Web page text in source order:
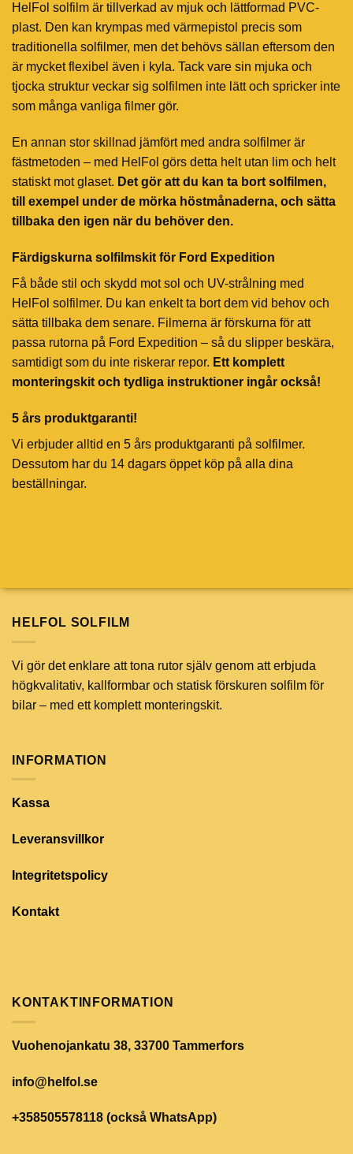
HelFol solfilm är tillverkad av mjuk och lättformad PVC-
plast. Den kan krympas med värmepistol precis som
traditionella solfilmer, men det behövs sällan eftersom den
är mycket flexibel även i kyla. Tack vare sin mjuka och
tjocka struktur veckar sig solfilmen inte lätt och spricker inte
som många vanliga filmer gör.
En annan stor skillnad jämfört med andra solfilmer är
fästmetoden – med HelFol görs detta helt utan lim och helt
statiskt mot glaset. Det gör att du kan ta bort solfilmen,
till exempel under de mörka höstmånaderna, och sätta
tillbaka den igen när du behöver den.
Färdigskurna solfilmskit för Ford Expedition
Få både stil och skydd mot sol och UV-strålning med
HelFol solfilmer. Du kan enkelt ta bort dem vid behov och
sätta tillbaka dem senare. Filmerna är förskurna för att
passa rutorna på Ford Expedition – så du slipper beskära,
samtidigt som du inte riskerar repor. Ett komplett
monteringskit och tydliga instruktioner ingår också!
5 års produktgaranti!
Vi erbjuder alltid en 5 års produktgaranti på solfilmer.
Dessutom har du 14 dagars öppet köp på alla dina
beställningar.
HELFOL SOLFILM
Vi gör det enklare att tona rutor själv genom att erbjuda
högkvalitativ, kallformbar och statisk förskuren solfilm för
bilar – med ett komplett monteringskit.
INFORMATION
Kassa
Leveransvillkor
Integritetspolicy
Kontakt
KONTAKTINFORMATION
Vuohenojankatu 38, 33700 Tammerfors
info@helfol.se
+358505578118 (också WhatsApp)